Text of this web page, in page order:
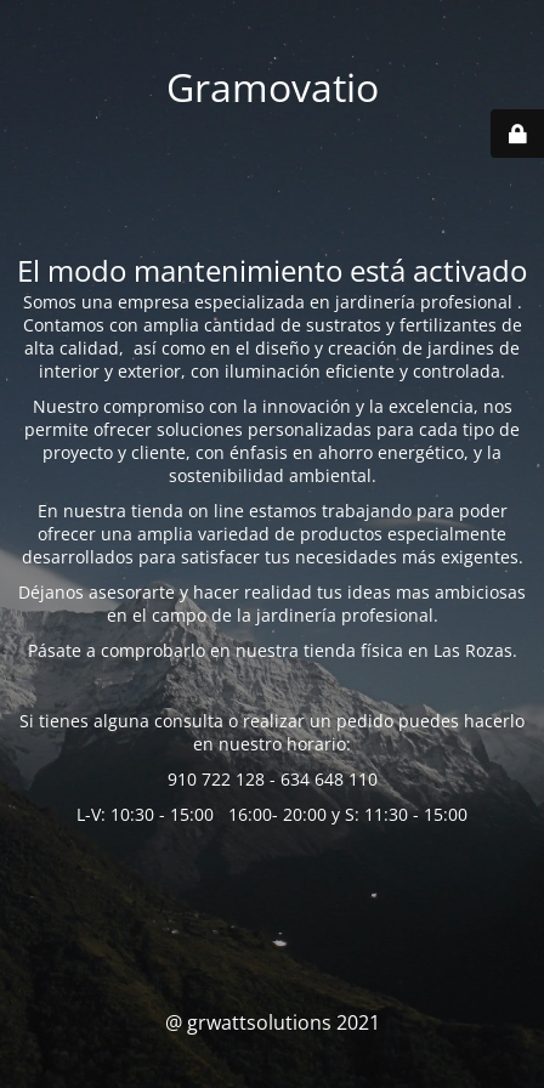
Gramovatio
El modo mantenimiento está activado
Somos una empresa especializada en jardinería profesional .
Contamos con amplia cantidad de sustratos y fertilizantes de
alta calidad, así como en el diseño y creación de jardines de
interior y exterior, con iluminación eficiente y controlada.
Nuestro compromiso con la innovación y la excelencia, nos
permite ofrecer soluciones personalizadas para cada tipo de
proyecto y cliente, con énfasis en ahorro energético, y la
sostenibilidad ambiental.
En nuestra tienda on line estamos trabajando para poder
ofrecer una amplia variedad de productos especialmente
desarrollados para satisfacer tus necesidades más exigentes.
Déjanos asesorarte y hacer realidad tus ideas mas ambiciosas
en el campo de la jardinería profesional.
Pásate a comprobarlo en nuestra tienda física en Las Rozas.
Si tienes alguna consulta o realizar un pedido puedes hacerlo
en nuestro horario:
910 722 128 - 634 648 110
L-V: 10:30 - 15:00 16:00- 20:00 y S: 11:30 - 15:00
@ grwattsolutions 2021